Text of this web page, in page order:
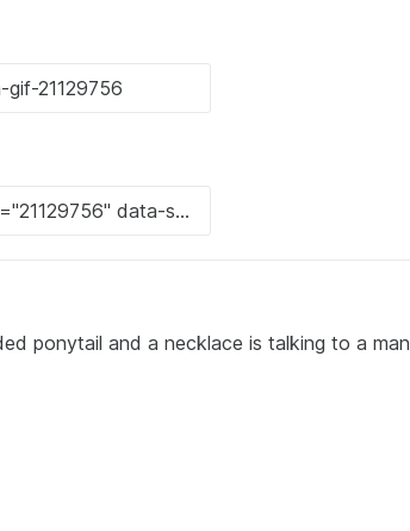
ponytail and a necklace is talking to a man